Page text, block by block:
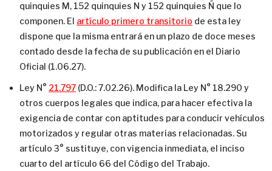
quinquies M, 152 quinquies N y 152 quinquies Ñ que lo
componen. El artículo primero transitorio de esta ley
dispone que la misma entrará en un plazo de doce meses
contado desde la fecha de su publicación en el Diario
Oficial (1.06.27).
Ley N° 21.797 (D.O.: 7.02.26). Modifica la Ley N° 18.290 y
otros cuerpos legales que indica, para hacer efectiva la
exigencia de contar con aptitudes para conducir vehículos
motorizados y regular otras materias relacionadas. Su
artículo 3° sustituye, con vigencia inmediata, el inciso
cuarto del artículo 66 del Código del Trabajo.